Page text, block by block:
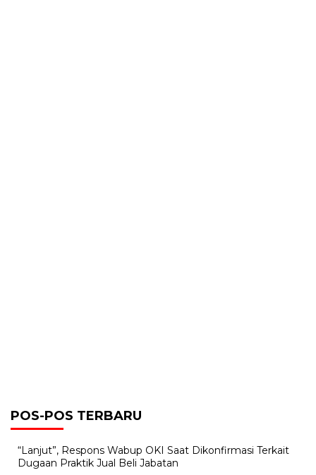
POS-POS TERBARU
“Lanjut”, Respons Wabup OKI Saat Dikonfirmasi Terkait
Dugaan Praktik Jual Beli Jabatan